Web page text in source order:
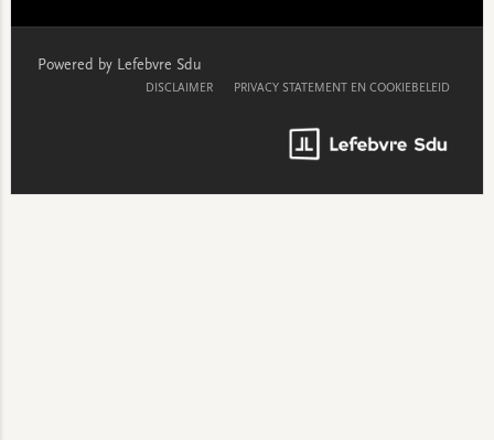
Powered by Lefebvre Sdu
DISCLAIMER PRIVACY STATEMENT EN COOKIEBELEID